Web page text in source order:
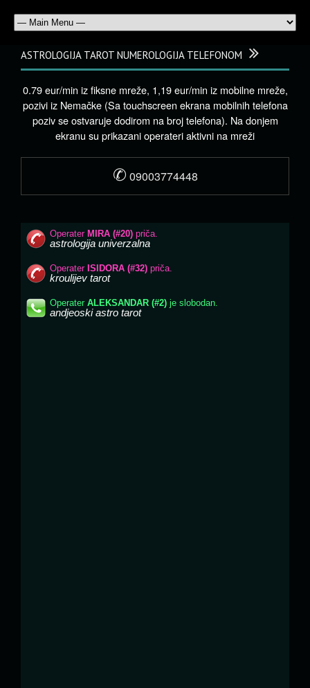
ASTROLOGIJA TAROT NUMEROLOGIJA TELEFONOM
0.79 eur/min iz fiksne mreže, 1,19 eur/min iz mobilne mreže,
pozivi iz Nemačke (Sa touchscreen ekrana mobilnih telefona
poziv se ostvaruje dodirom na broj telefona). Na donjem
ekranu su prikazani operateri aktivni na mreži
✆ 09003774448